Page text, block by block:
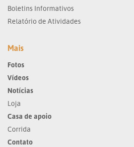
Boletins Informativos
Relatório de Atividades
Mais
Fotos
Vídeos
Notícias
Loja
Casa de apoio
Corrida
Contato